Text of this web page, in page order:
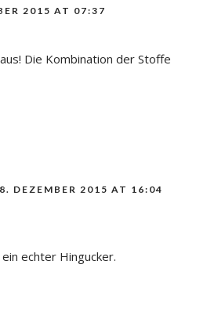
2015 AT 07:37
Die Kombination der Stoffe
DEZEMBER 2015 AT 16:04
echter Hingucker.